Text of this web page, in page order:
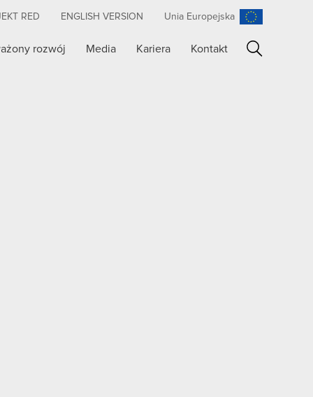
RED ENGLISH VERSION Unia Europejska
rozwój Media Kariera Kontakt